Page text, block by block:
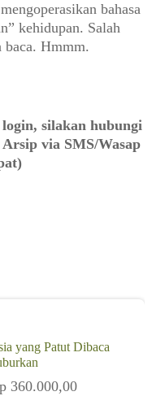
bahasa
kehidupan. Salah
baca. Hmmm.
silakan hubungi
via SMS/Wasap
yang Patut Dibaca
360.000,00Harga